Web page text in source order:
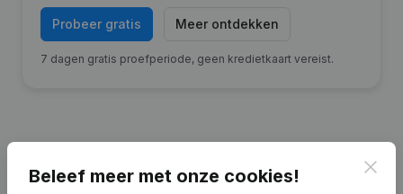
Probeer gratis Meer ontdekken
7 dagen gratis proefperiode, geen kredietkaart vereist.
Financiële gegevens van Bouwbedrijf
Beleef meer met onze cookies!